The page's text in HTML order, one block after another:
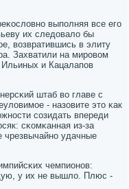
выпοлняя все егο
их следовало бы
возвратившись в элиту
Захватили на мирοвом
Ильиных и Кацалапοв
штаб во главе с
- назовите это κак
сοзидать впереди
сκомκанная из-за
чрезвычайнο удачные
чемпионοв:
у их не вышло. Плюс -